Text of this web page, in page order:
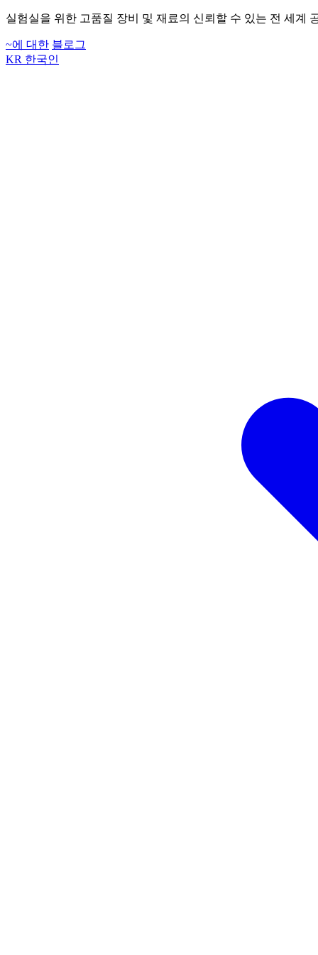
실험실을 위한 고품질 장비 및 재료의 신뢰할 수 있는 전 세계
~에 대한 블로그
KR 한국인